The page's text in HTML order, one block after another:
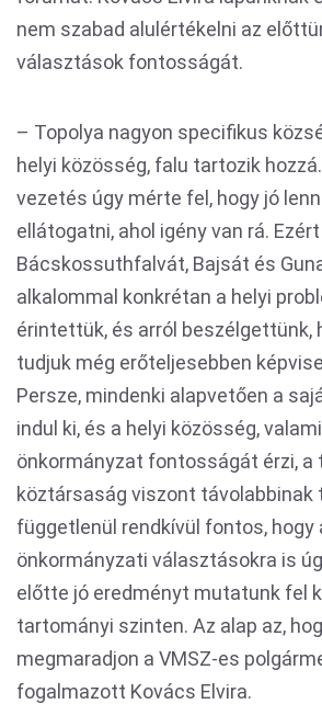
nem szabad alulértékelni az
választások fontosságát.
– Topolya nagyon specifikus
helyi közösség, falu tartozik
vezetés úgy mérte fel, hogy jó
ellátogatni, ahol igény van rá.
Bácskossuthfalvát, Bajsát és
alkalommal konkrétan a helyi
érintettük, és arról beszélgettünk,
tudjuk még erőteljesebben
Persze, mindenki alapvetően a
indul ki, és a helyi közösség,
önkormányzat fontosságát érzi, a
köztársaság viszont távolabbinak
függetlenül rendkívül fontos, hogy
önkormányzati választásokra is
előtte jó eredményt mutatunk fel
tartományi szinten. Az alap az,
megmaradjon a VMSZ-es
fogalmazott Kovács Elvira.